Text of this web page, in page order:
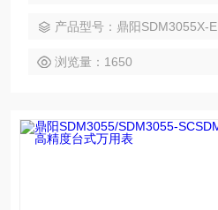
产品型号：鼎阳SDM3055X-E
浏览量：1650